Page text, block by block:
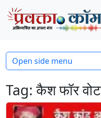
Skip to content
Skip to footer
Tag:कैश फॉर वोट
Open side menu